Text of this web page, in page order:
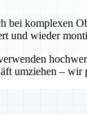
bei komplexen
wieder
umziehen –